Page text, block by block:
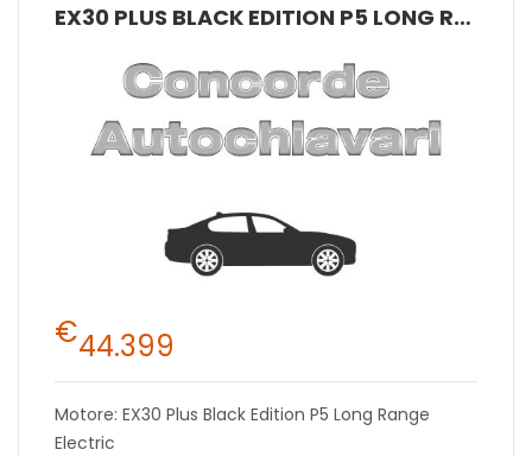
EX30 PLUS BLACK EDITION P5 LONG RANGE ELECTRIC
€44.399
Motore: EX30 Plus Black Edition P5 Long Range
Electric